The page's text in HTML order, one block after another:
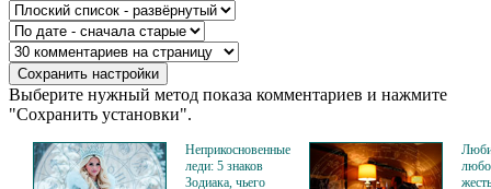
Выберите нужный метод показа комментариев и нажмите
"Сохранить установки".
Неприкосновенные
леди: 5 знаков
Зодиака, чьего